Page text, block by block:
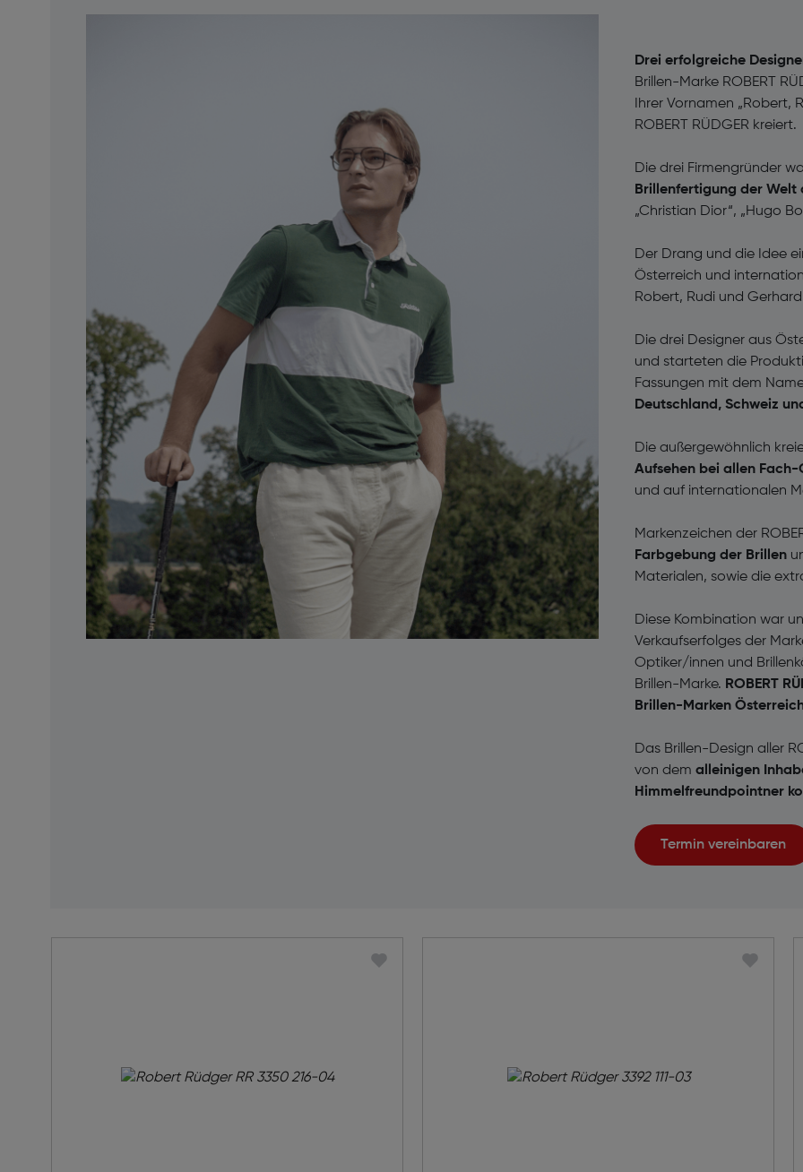
Drei erfolgreiche
Brillen-Marke ROBERT
Ihrer Vornamen „Robert,
ROBERT RÜDGER kreiert.
Die drei Firmengründer
Brillenfertigung der Welt
„Christian Dior“, „Hugo
Der Drang und die Idee
Österreich und
Robert, Rudi und
Die drei Designer aus
und starteten die
Fassungen mit dem
Deutschland, Schweiz
Die außergewöhnlich
Aufsehen bei allen
und auf internationalen
Markenzeichen der
Farbgebung der Brillen
Materialen, sowie die
Diese Kombination war
Verkaufserfolges der
Optiker/innen und
Brillen-Marke. ROBERT
Brillen-Marken
Das Brillen-Design aller
von dem alleinigen
Himmelfreundpointner
Termin vereinbaren